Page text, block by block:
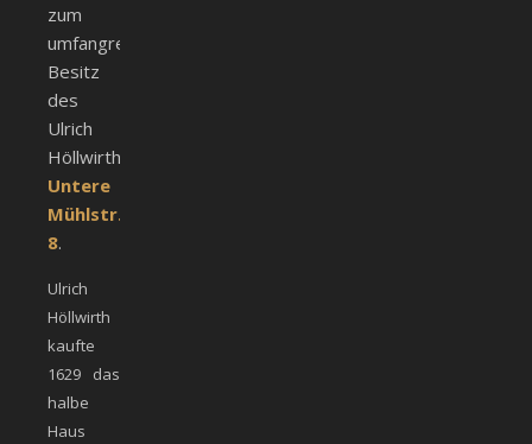
zum
umfangreichen
Besitz
des
Ulrich
Höllwirth,
Untere
Mühlstr.
8.
Ulrich
Höllwirth
kaufte
1629 das
halbe
Haus